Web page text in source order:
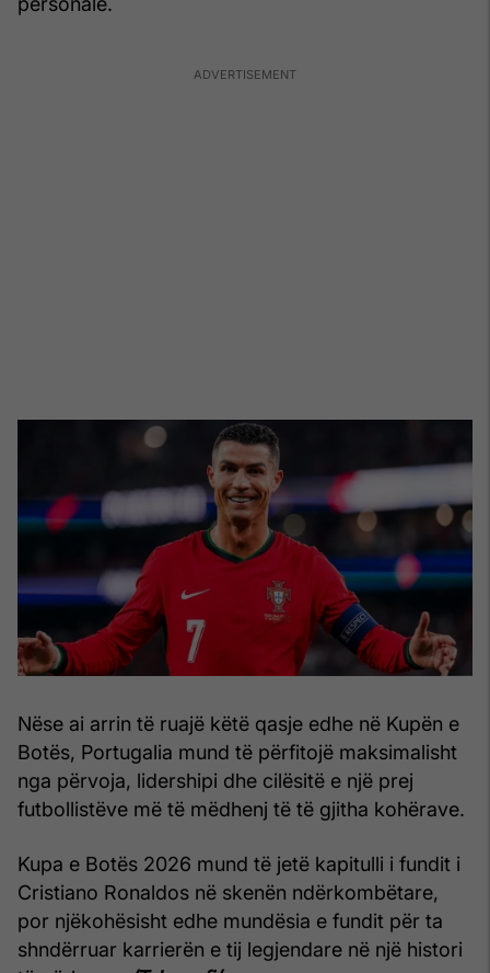
Nëse ai arrin të ruajë këtë qasje edhe në Kupën e
Botës, Portugalia mund të përfitojë maksimalisht
nga përvoja, lidershipi dhe cilësitë e një prej
futbollistëve më të mëdhenj të të gjitha kohërave.
Kupa e Botës 2026 mund të jetë kapitulli i fundit i
Cristiano Ronaldos në skenën ndërkombëtare,
por njëkohësisht edhe mundësia e fundit për ta
shndërruar karrierën e tij legjendare në një histori